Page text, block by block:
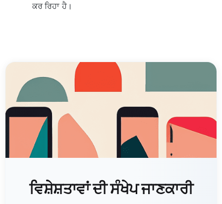
ਕਰ ਰਿਹਾ ਹੈ।
ਵਿਸ਼ੇਸ਼ਤਾਵਾਂ ਦੀ ਸੰਖੇਪ ਜਾਣਕਾਰੀ